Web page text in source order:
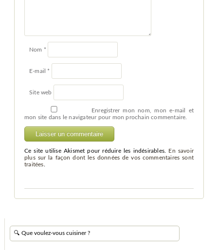
Nom *
E-mail *
Site web
Enregistrer mon nom, mon e-mail et
mon site dans le navigateur pour mon prochain commentaire.
Ce site utilise Akismet pour réduire les indésirables. En savoir
plus sur la façon dont les données de vos commentaires sont
traitées.